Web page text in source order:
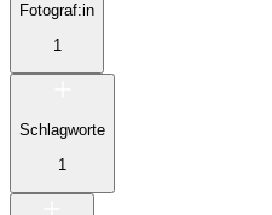
Fotograf:in
1
Schlagworte
1